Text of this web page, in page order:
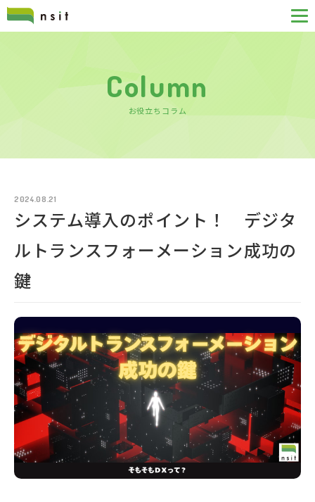
Column
お役立ちコラム
2024.08.21
システム導入のポイント！ デジタ
ルトランスフォーメーション成功の
鍵